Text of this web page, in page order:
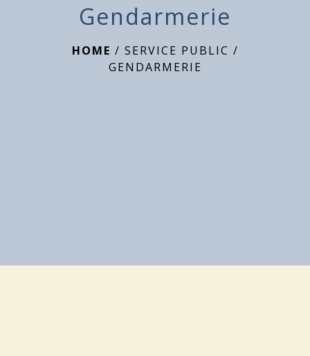
Gendarmerie
HOME / SERVICE PUBLIC /
GENDARMERIE